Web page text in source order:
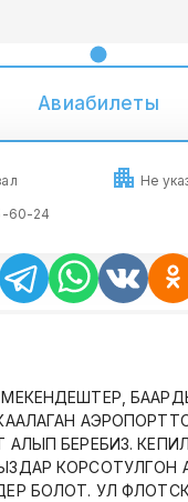
Авиабилеты
Не
60-24
АЛЫП БЕРЕБИЗ.
КОРСОТУЛГОН
БОЛОТ. УЛ